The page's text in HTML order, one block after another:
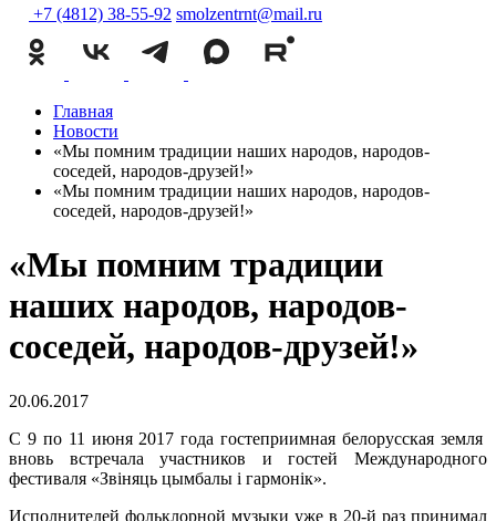
+7 (4812) 38-55-92 smolzentrnt@mail.ru
Главная
Новости
«Мы помним традиции наших народов, народов-
соседей, народов-друзей!»
«Мы помним традиции наших народов, народов-
соседей, народов-друзей!»
«Мы помним традиции
наших народов, народов-
соседей, народов-друзей!»
20.06.2017
С 9 по 11 июня 2017 года гостеприимная белорусская земля
вновь встречала участников и гостей Международного
фестиваля «Звіняць цымбалы і гармонік».
Исполнителей фольклорной музыки уже в 20-й раз принимал